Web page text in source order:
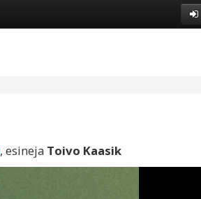
, esineja Toivo Kaasik